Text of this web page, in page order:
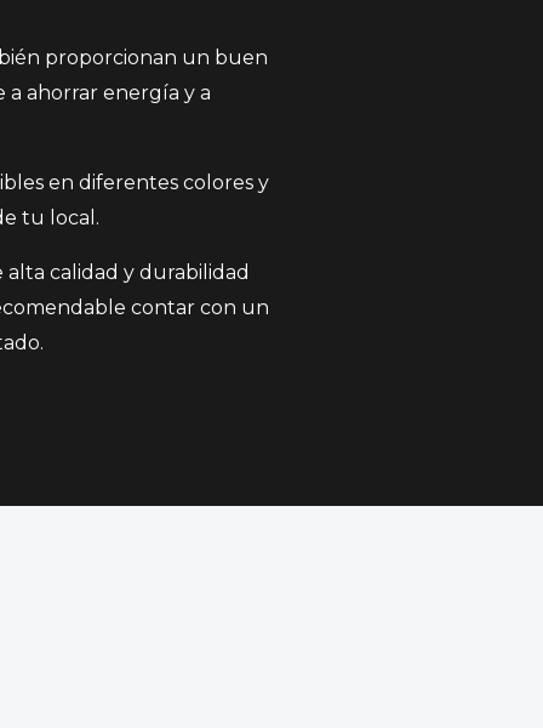
proporcionan un buen
ahorrar energía y a
en diferentes colores y
tu local.
calidad y durabilidad
contar con un